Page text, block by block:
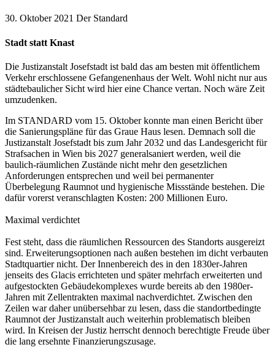
30. Oktober 2021 Der Standard
Stadt statt Knast
Die Justizanstalt Josefstadt ist bald das am besten mit öffentlichem
Verkehr erschlossene Gefangenenhaus der Welt. Wohl nicht nur aus
städtebaulicher Sicht wird hier eine Chance vertan. Noch wäre Zeit
umzudenken.
Im STANDARD vom 15. Oktober konnte man einen Bericht über
die Sanierungspläne für das Graue Haus lesen. Demnach soll die
Justizanstalt Josefstadt bis zum Jahr 2032 und das Landesgericht für
Strafsachen in Wien bis 2027 generalsaniert werden, weil die
baulich-räumlichen Zustände nicht mehr den gesetzlichen
Anforderungen entsprechen und weil bei permanenter
Überbelegung Raumnot und hygienische Missstände bestehen. Die
dafür vorerst veranschlagten Kosten: 200 Millionen Euro.
Maximal verdichtet
Fest steht, dass die räumlichen Ressourcen des Standorts ausgereizt
sind. Erweiterungsoptionen nach außen bestehen im dicht verbauten
Stadtquartier nicht. Der Innenbereich des in den 1830er-Jahren
jenseits des Glacis errichteten und später mehrfach erweiterten und
aufgestockten Gebäudekomplexes wurde bereits ab den 1980er-
Jahren mit Zellentrakten maximal nachverdichtet. Zwischen den
Zeilen war daher unübersehbar zu lesen, dass die standortbedingte
Raumnot der Justizanstalt auch weiterhin problematisch bleiben
wird. In Kreisen der Justiz herrscht dennoch berechtigte Freude über
die lang ersehnte Finanzierungszusage.